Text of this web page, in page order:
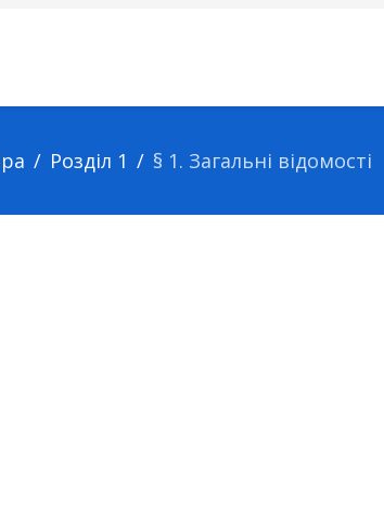
Розділ 1 § 1. Загальні відомості